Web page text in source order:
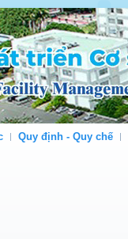
Quy định - Quy chế